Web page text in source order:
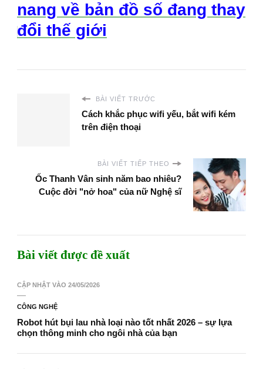
nang về bản đồ số đang thay
đổi thế giới
BÀI VIẾT TRƯỚC
Cách khắc phục wifi yếu, bắt wifi kém
trên điện thoại
BÀI VIẾT TIẾP THEO
Ốc Thanh Vân sinh năm bao nhiêu?
Cuộc đời "nở hoa" của nữ Nghệ sĩ
Bài viết được đề xuất
CẬP NHẬT VÀO 24/05/2026
CÔNG NGHỆ
Robot hút bụi lau nhà loại nào tốt nhất 2026 – sự lựa
chọn thông minh cho ngôi nhà của bạn